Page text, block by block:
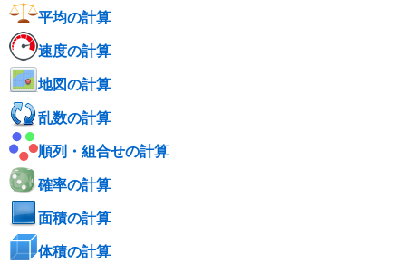
平均の計算
速度の計算
地図の計算
乱数の計算
順列・組合せの計算
確率の計算
面積の計算
体積の計算